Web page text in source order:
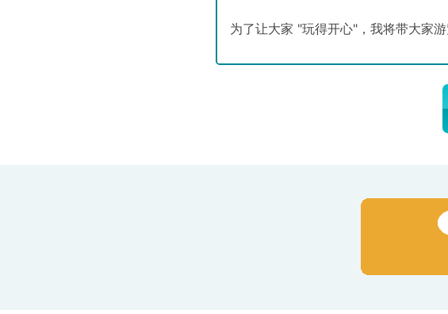
为了让大家 "玩得开心"，我将带大家